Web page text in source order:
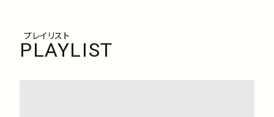
PLAYLIST
プレイリスト